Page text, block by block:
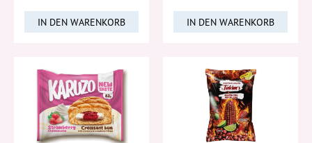
IN DEN WARENKORB IN DEN WARENKORB